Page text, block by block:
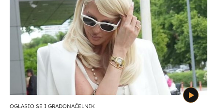
OGLASIO SE I GRADONAČELNIK